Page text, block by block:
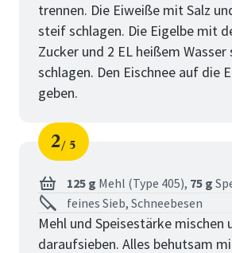
trennen. Die Eiweiße mit Salz
steif schlagen. Die Eigelbe mit
Zucker und 2 EL heißem Wasser
schlagen. Den Eischnee auf die
geben.
Schritt
2
von
5
125 g Mehl (Type 405), 75 g
feines Sieb, Schneebesen
Mehl und Speisestärke mischen
daraufsieben. Alles behutsam